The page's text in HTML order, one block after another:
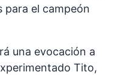
para el campeón
una evocación a
Tito,